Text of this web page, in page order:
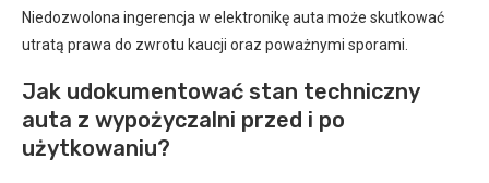
Niedozwolona ingerencja w elektronikę auta może skutkować
utratą prawa do zwrotu kaucji oraz poważnymi sporami.
Jak udokumentować stan techniczny
auta z wypożyczalni przed i po
użytkowaniu?